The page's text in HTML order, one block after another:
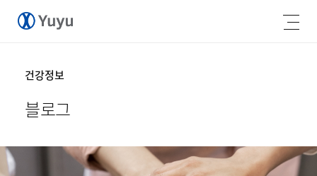
건강정보
블로그